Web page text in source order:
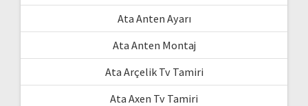
Ata Anten Ayarı
Ata Anten Montaj
Ata Arçelik Tv Tamiri
Ata Axen Tv Tamiri